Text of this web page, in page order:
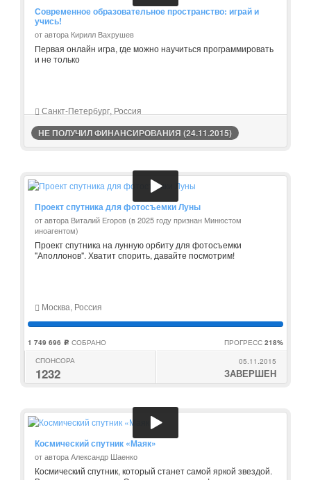
Современное образовательное пространство: играй и
учись!
от автора Кирилл Вахрушев
Первая онлайн игра, где можно научиться программировать
и не только
Санкт-Петербург, Россия
НЕ ПОЛУЧИЛ ФИНАНСИРОВАНИЯ (24.11.2015)
Проект спутника для фотосъемки Луны
от автора Виталий Егоров (в 2025 году признан Минюстом
иноагентом)
Проект спутника на лунную орбиту для фотосъемки
"Аполлонов". Хватит спорить, давайте посмотрим!
Москва, Россия
1 749 696 c СОБРАНО ПРОГРЕСС 218%
СПОНСОРА
1232
05.11.2015
ЗАВЕРШЕН
Космический спутник «Маяк»
от автора Александр Шаенко
Космический спутник, который станет самой яркой звездой.